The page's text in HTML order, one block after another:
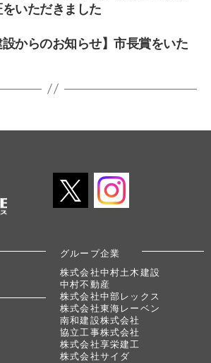
いただきました
設からのお知らせ】市長賞をいた
グループ企業
株式会社中村土木建設
中村不動産
株式会社中部レックス
株式会社東海レーベン
南和建設株式会社
協立工事株式会社
株式会社享栄建工
株式会社サイダ